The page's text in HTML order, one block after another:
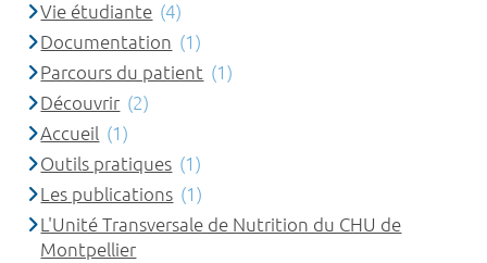
Vie étudiante (4)
Documentation (1)
Parcours du patient (1)
Découvrir (2)
Accueil (1)
Outils pratiques (1)
Les publications (1)
L'Unité Transversale de Nutrition du CHU de
Montpellier